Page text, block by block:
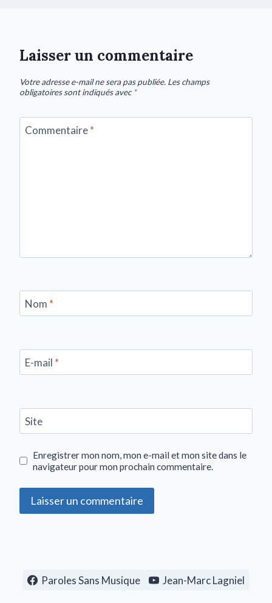
Laisser un commentaire
Votre adresse e-mail ne sera pas publiée. Les champs
obligatoires sont indiqués avec*
Commentaire*
Nom *
E-mail *
Site
Enregistrer mon nom, mon e-mail et mon site dans le
navigateur pour mon prochain commentaire.
Paroles Sans Musique Jean-Marc Lagniel